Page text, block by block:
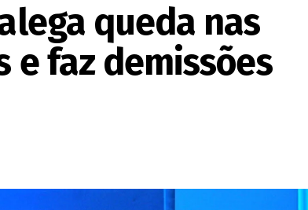
queda nas
e faz demissões